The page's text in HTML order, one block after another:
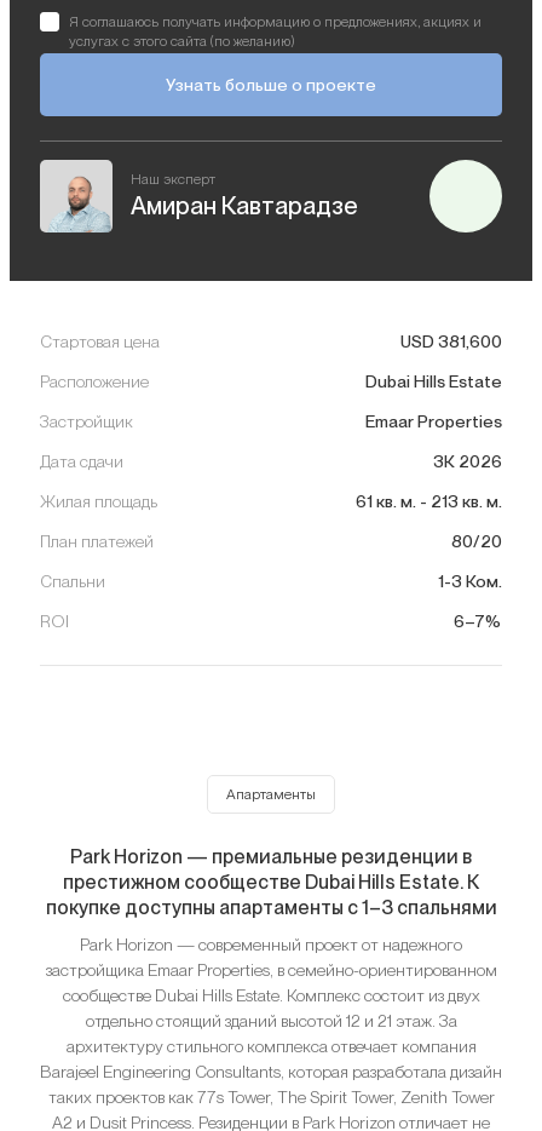
Я соглашаюсь получать информацию о предложениях, акциях и
услугах с этого сайта (по желанию)
Узнать больше о проекте
Наш эксперт
Амиран Кавтарадзе
Стартовая цена USD 381,600
Расположение Dubai Hills Estate
Застройщик Emaar Properties
Дата сдачи 3К 2026
Жилая площадь 61кв. м. - 213 кв. м.
План платежей 80/20
Спальни 1-3 Ком.
ROI 6–7%
Апартаменты
Park Horizon — премиальные резиденции в
престижном сообществе Dubai Hills Estate. К
покупке доступны апартаменты с 1–3 спальнями
Park Horizon — современный проект от надежного
застройщика Emaar Properties, в семейно-ориентированном
сообществе Dubai Hills Estate. Комплекс состоит из двух
отдельно стоящий зданий высотой 12 и 21 этаж. За
архитектуру стильного комплекса отвечает компания
Barajeel Engineering Consultants, которая разработала дизайн
таких проектов как 77s Tower, The Spirit Tower, Zenith Tower
A2 и Dusit Princess. Резиденции в Park Horizon отличает не